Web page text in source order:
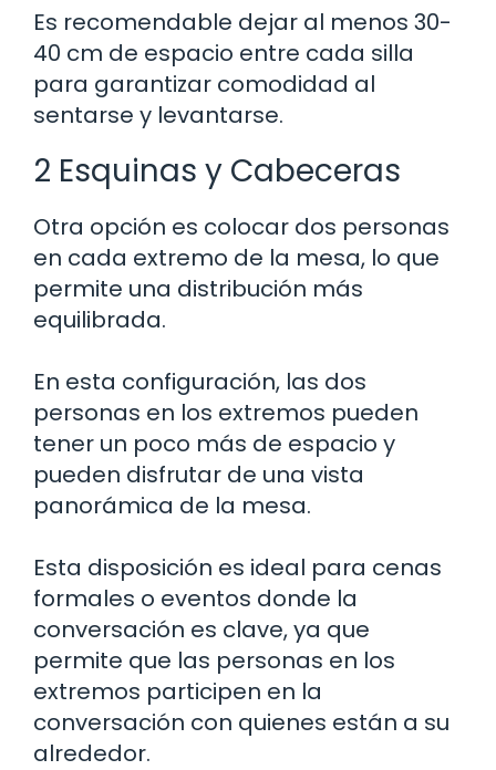
Es recomendable dejar al menos 30-
40 cm de espacio entre cada silla
para garantizar comodidad al
sentarse y levantarse.
2 Esquinas y Cabeceras
Otra opción es colocar dos personas
en cada extremo de la mesa, lo que
permite una distribución más
equilibrada.
En esta configuración, las dos
personas en los extremos pueden
tener un poco más de espacio y
pueden disfrutar de una vista
panorámica de la mesa.
Esta disposición es ideal para cenas
formales o eventos donde la
conversación es clave, ya que
permite que las personas en los
extremos participen en la
conversación con quienes están a su
alrededor.